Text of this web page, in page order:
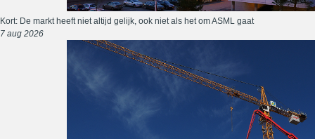
Kort: De markt heeft niet altijd gelijk, ook niet als het om ASML gaat
7 aug 2026